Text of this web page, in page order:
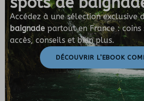
Accédez à une sélection exclusive
baignade partout en France : coins
accès, conseils et bien plus.
DÉCOUVRIR L’EBOOK